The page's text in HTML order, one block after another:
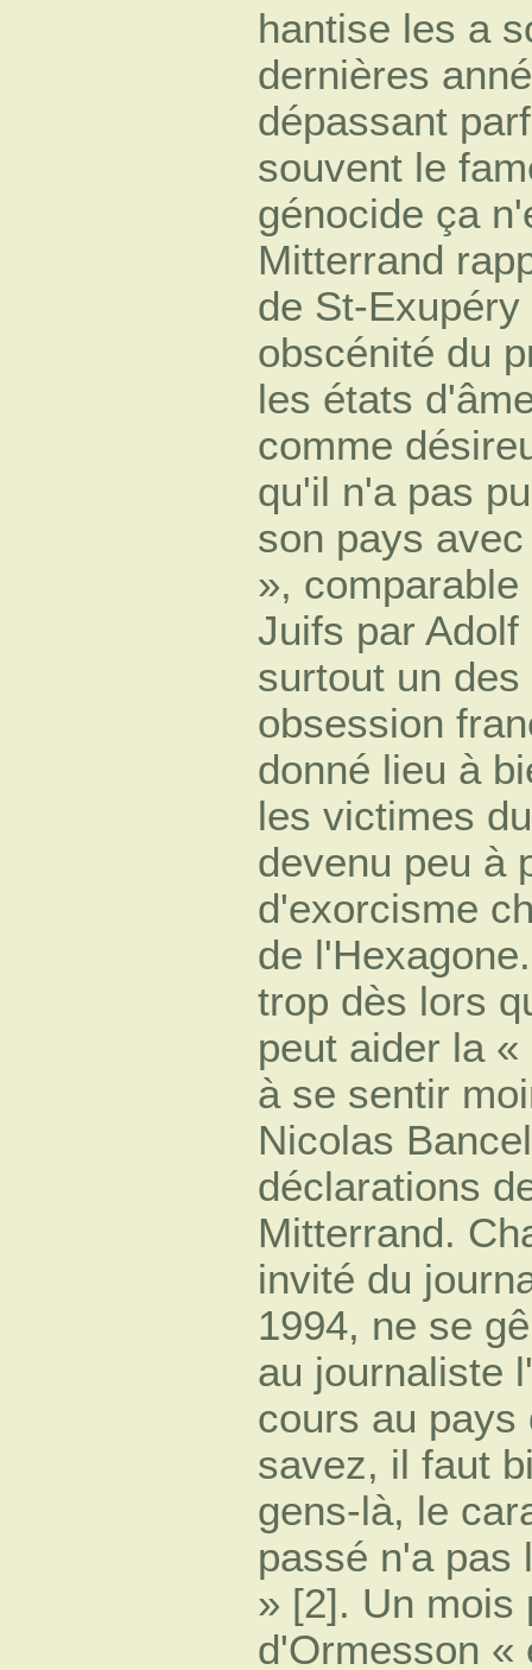
hantise les a
dernières
dépassant
souvent le
génocide ça
Mitterrand
de St-
obscénité du
les états
comme
qu'il n'a pas
son pays
»,
Juifs par
surtout un
obsession
donné lieu à
les victimes
devenu peu à
d'exorcisme
de
trop dès lors
peut aider la
à se sentir
Nicolas
déclarations
Mitterrand.
invité du
1994, ne se
au journaliste
cours au pays
savez, il faut
gens-là, le
passé n'a pas
» [2]. Un mois
d'Ormesson «